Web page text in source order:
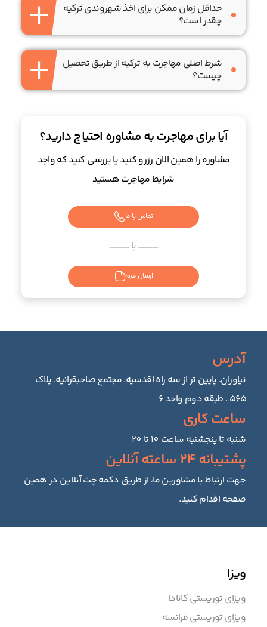
حداقل زمان ممکن برای اخذ شهروندی ترکیه
چقدر است؟
شرط اصلی مهاجرت به ترکیه از طریق تحصیل
چیست؟
آیا برای مهاجرت به مشاوره احتیاج دارید؟
مشاوره را همین الان رزرو کنید یا بررسی کنید که واجد
شرایط مهاجرت هستید
تماس با ما
ــــــــــــــــــــــــ یا ــــــــــــــــــــــــ
ارسال فرم
آدرس
نیاوران. پایین تر از سه راه اقدسیه. مجتمع صاحبقرانیه. پلاک
۵۶۵ . طبقه دوم واحد ۶
ساعت کاری
شنبه تا پنجشنبه ساعت 10 تا 20
پشتیبانه 24 ساعته آنلاین
جهت ارتباط با مشاورین ما، از طریق دکمه چت آنلاین در همین
صفحه اقدام کنید.
ویزا
ویزای توریستی کانادا
ویزای توریستی فرانسه